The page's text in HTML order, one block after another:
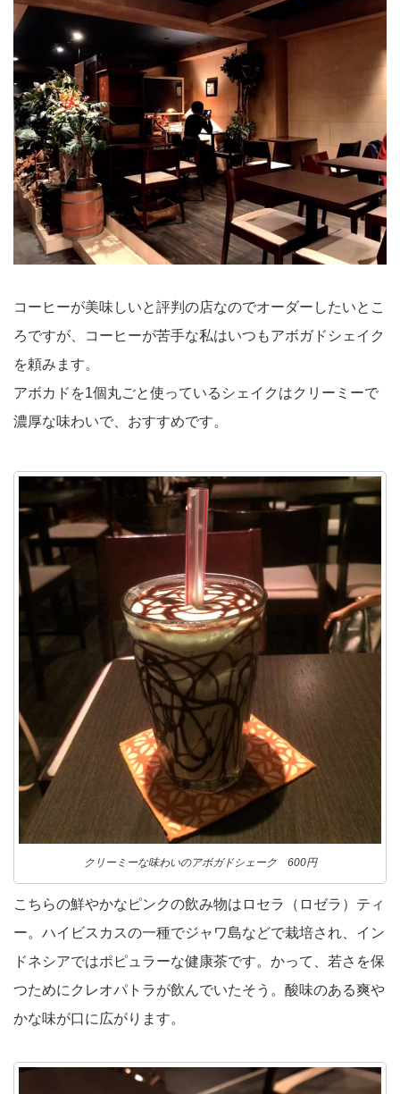
コーヒーが美味しいと評判の店なのでオーダーしたいとこ
ろですが、コーヒーが苦手な私はいつもアボガドシェイク
を頼みます。
アボカドを1個丸ごと使っているシェイクはクリーミーで
濃厚な味わいで、おすすめです。
クリーミーな味わいのアボガドシェーク 600円
こちらの鮮やかなピンクの飲み物はロセラ（ロゼラ）ティ
ー。ハイビスカスの一種でジャワ島などで栽培され、イン
ドネシアではポピュラーな健康茶です。かって、若さを保
つためにクレオパトラが飲んでいたそう。酸味のある爽や
かな味が口に広がります。